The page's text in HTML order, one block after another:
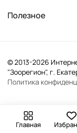
Полезное
© 2013-2026
"Зоорегион", г.
Политика
Главная